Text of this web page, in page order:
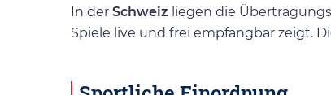
In der Schweiz liegen die
Spiele live und frei empfangbar zeigt.